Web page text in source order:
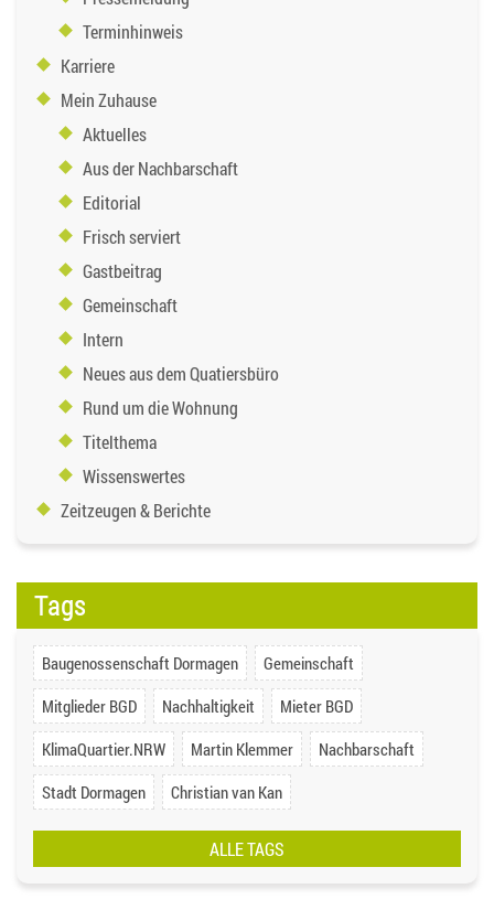
Terminhinweis
Karriere
Mein Zuhause
Aktuelles
Aus der Nachbarschaft
Editorial
Frisch serviert
Gastbeitrag
Gemeinschaft
Intern
Neues aus dem Quatiersbüro
Rund um die Wohnung
Titelthema
Wissenswertes
Zeitzeugen & Berichte
Tags
Baugenossenschaft Dormagen
Gemeinschaft
Mitglieder BGD
Nachhaltigkeit
Mieter BGD
KlimaQuartier.NRW
Martin Klemmer
Nachbarschaft
Stadt Dormagen
Christian van Kan
ALLE TAGS